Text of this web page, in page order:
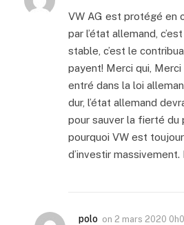
VW AG est protégé en
par l’état allemand,
stable, c’est le
payent! Merci qui,
entré dans la loi
dur, l’état allemand
pour sauver la fierté du
pourquoi VW est
d’investir
polo on 2 mars 2020